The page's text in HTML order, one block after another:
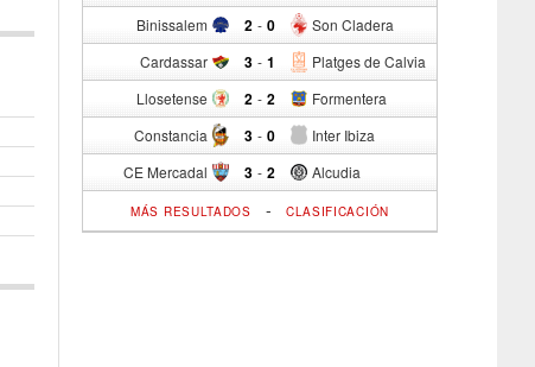
Binissalem 2 - Son Cladera
0
Cardassar 3 - Platges de Calvia
1
Llosetense 2 - Formentera
2
Constancia 3 - Inter Ibiza
0
CE Mercadal 3 - Alcudia
2
MÁS RESULTADOS - CLASIFICACIÓN